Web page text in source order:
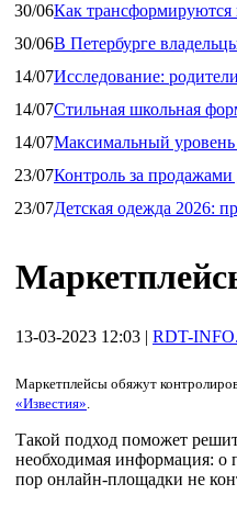
30/06Как трансформируются
30/06В Петербурге
14/07Исследование:
14/07Стильная школьная
14/07Максимальный
23/07Контроль за продажами
23/07Детская одежда 2026:
13-03-2023 12:03 | RDT-
Маркетплейсы обяжут
«Известия».
Такой подход поможет
необходимая информация: о
пор онлайн-площадки не